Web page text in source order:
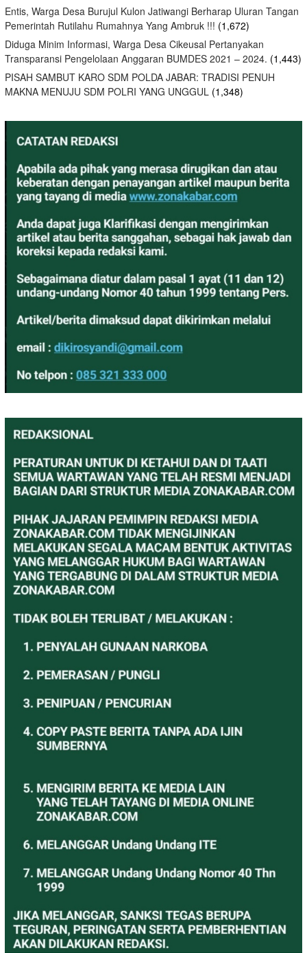
Entis, Warga Desa Burujul Kulon Jatiwangi Berharap Uluran Tangan
Pemerintah Rutilahu Rumahnya Yang Ambruk !!! (1,672)
Diduga Minim Informasi, Warga Desa Cikeusal Pertanyakan
Transparansi Pengelolaan Anggaran BUMDES 2021 – 2024. (1,443)
PISAH SAMBUT KARO SDM POLDA JABAR: TRADISI PENUH
MAKNA MENUJU SDM POLRI YANG UNGGUL (1,348)